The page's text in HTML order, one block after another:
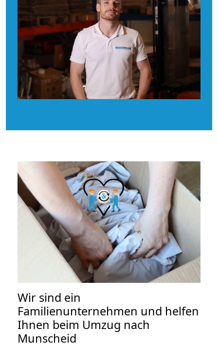
Wir sind ein
Familienunternehmen und helfen
Ihnen beim Umzug nach
Munscheid